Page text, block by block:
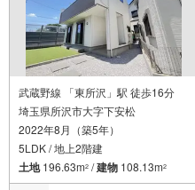
武蔵野線 「東所沢」駅 徒歩16分
埼玉県所沢市大字下安松
2022年8月（築5年）
5LDK / 地上2階建
土地196.63m2 /建物 108.13m2